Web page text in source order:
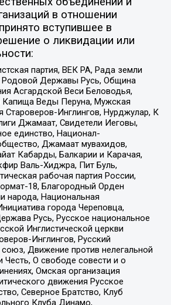
в отношении
вступившее в
о ликвидации или
партия, ВЕК РА, Рада земли
Родовой Державы Русь, Община
Асгардской Веси Беловодья,
Капища Веды Перуна, Мужская
Староверов-Инглингов, Нурджулар, К
Джамаат, Свидетели Иеговы,
единство, Национал-
Джамаат мувахидов,
Кабарды, Балкарии и Карачая,
Валь-Хиджра, Пит Буль,
рабочая партия России,
18, Благородный Орден
народа, Национальная
города Череповца,
Русь, Русское национальное
Инглистической церкви
Инглингов, Русский
Движение против нелегальной
Честь, О свободе совести и о
Омская организация
движения Русское
Северное Братство, Клуб
Клуба Динамо,